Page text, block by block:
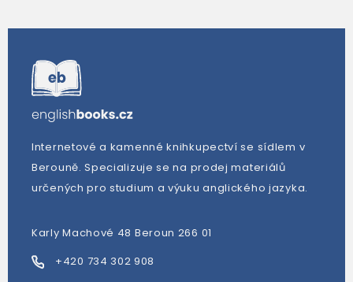
Internetové a kamenné knihkupectví se sídlem v
Berouně. Specializuje se na prodej materiálů
určených pro studium a výuku anglického jazyka.
Karly Machové 48 Beroun 266 01
+420 734 302 908